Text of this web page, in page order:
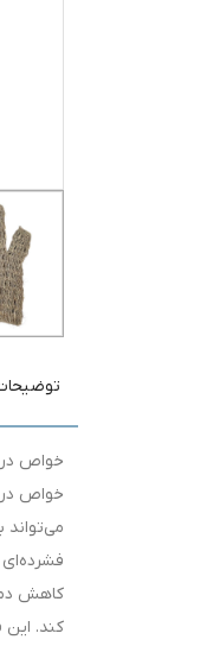
خواص
کاهش
کند. این